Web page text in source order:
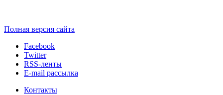
Полная версия сайта
Facebook
Twitter
RSS-ленты
E-mail рассылка
Контакты